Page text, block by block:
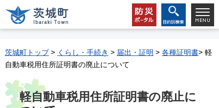
茨城町トップ> くらし・手続き > 届出・証明 > 各種証明書> 軽
自動車税用住所証明書の廃止について
軽自動車税用住所証明書の廃止に